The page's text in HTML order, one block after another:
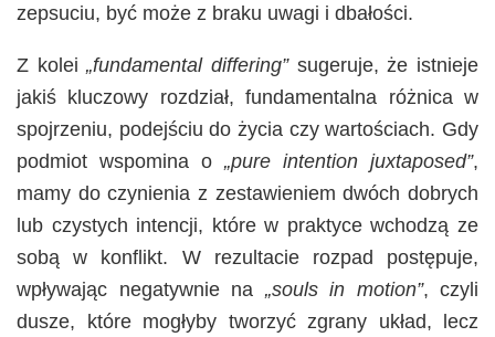
zepsuciu, być może z braku uwagi i dbałości.
Z kolei „fundamental differing”sugeruje, że istnieje
jakiś kluczowy rozdział, fundamentalna różnica w
spojrzeniu, podejściu do życia czy wartościach. Gdy
podmiot wspomina o „pure intention juxtaposed”,
mamy do czynienia z zestawieniem dwóch dobrych
lub czystych intencji, które w praktyce wchodzą ze
sobą w konflikt. W rezultacie rozpad postępuje,
wpływając negatywnie na „souls in motion”, czyli
dusze, które mogłyby tworzyć zgrany układ, lecz